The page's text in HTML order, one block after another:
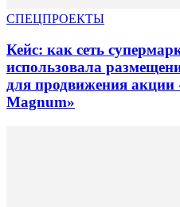
СПЕЦПРОЕКТЫ
Кейс: как сеть
использовала
для продвижения
Magnum»